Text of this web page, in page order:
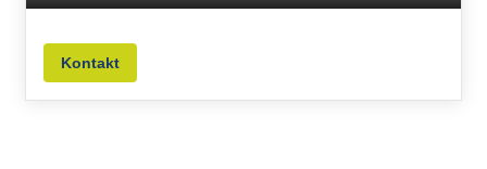
Kontakt